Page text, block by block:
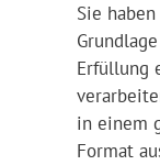
Sie
Erfüllung
in einem
Format